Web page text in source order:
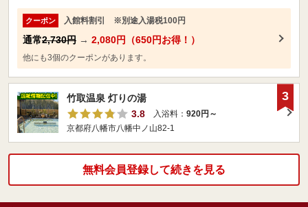
クーポン 入館料割引 ※別途入湯税100円
通常2,730円 → 2,080円（650円お得！）
他にも3個のクーポンがあります。
竹取温泉 灯りの湯
3.8
入浴料： 920円～
京都府八幡市八幡中ノ山82-1
3
無料会員登録して続きを見る